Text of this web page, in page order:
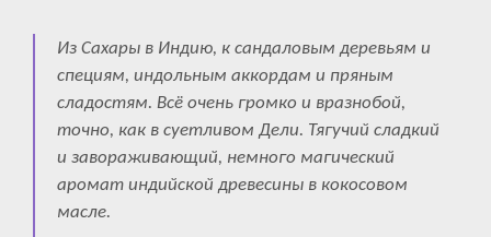
Из Сахары в Индию, к сандаловым деревьям и
специям, индольным аккордам и пряным
сладостям. Всё очень громко и вразнобой,
точно, как в суетливом Дели. Тягучий сладкий
и завораживающий, немного магический
аромат индийской древесины в кокосовом
масле.